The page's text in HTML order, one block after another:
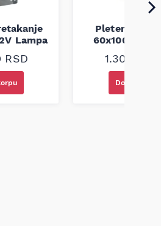
Lampa
RSD
Pletenica
60x100
1.300,00
Dodaj u